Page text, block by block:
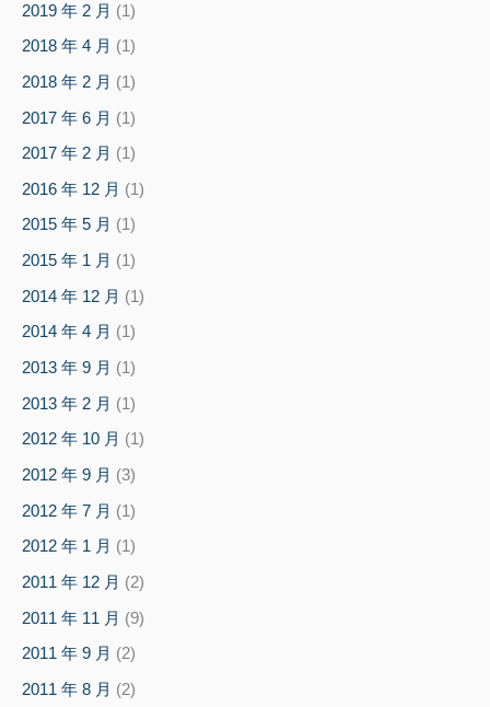
2019 年 2 月 (1)
2018 年 4 月 (1)
2018 年 2 月 (1)
2017 年 6 月 (1)
2017 年 2 月 (1)
2016 年 12 月 (1)
2015 年 5 月 (1)
2015 年 1 月 (1)
2014 年 12 月 (1)
2014 年 4 月 (1)
2013 年 9 月 (1)
2013 年 2 月 (1)
2012 年 10 月 (1)
2012 年 9 月 (3)
2012 年 7 月 (1)
2012 年 1 月 (1)
2011 年 12 月 (2)
2011 年 11 月 (9)
2011 年 9 月 (2)
2011 年 8 月 (2)